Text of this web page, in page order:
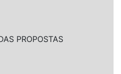
PROPOSTAS